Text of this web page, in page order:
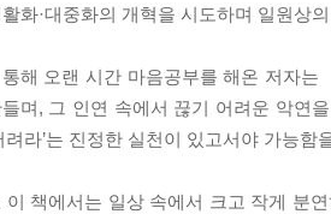
활화·대중화의 개혁을 시도하며 일원상
해 오랜 시간 마음공부를 해온 저자
며, 그 인연 속에서 끊기 어려운 악연
려라’는 진정한 실천이 있고서야 가능함
이 책에서는 일상 속에서 크고 작게 분